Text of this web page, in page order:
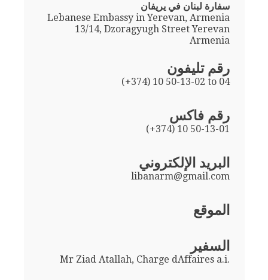
سفارة لبنان في يريفان
Lebanese Embassy in Yerevan, Armenia
13/14, Dzoragyugh Street Yerevan
Armenia
رقم تليفون
(+374) 10 50-13-02 to 04
رقم فاكس
(+374) 10 50-13-01
البريد الإلكتروني
libanarm@gmail.com
الموقع
السفير
Mr Ziad Atallah, Charge dAffaires a.i.